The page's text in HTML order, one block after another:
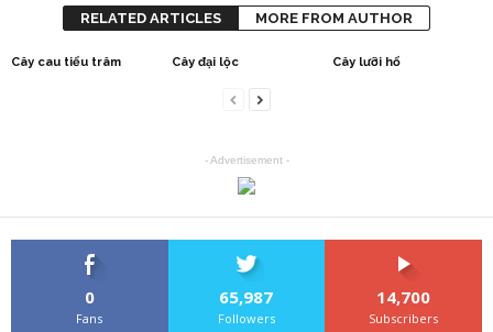
RELATED ARTICLES MORE FROM AUTHOR
Cây cau tiểu trâm Cây đại lộc Cây lưỡi hổ
- Advertisement -
0
Fans
65,987
Followers
14,700
Subscribers